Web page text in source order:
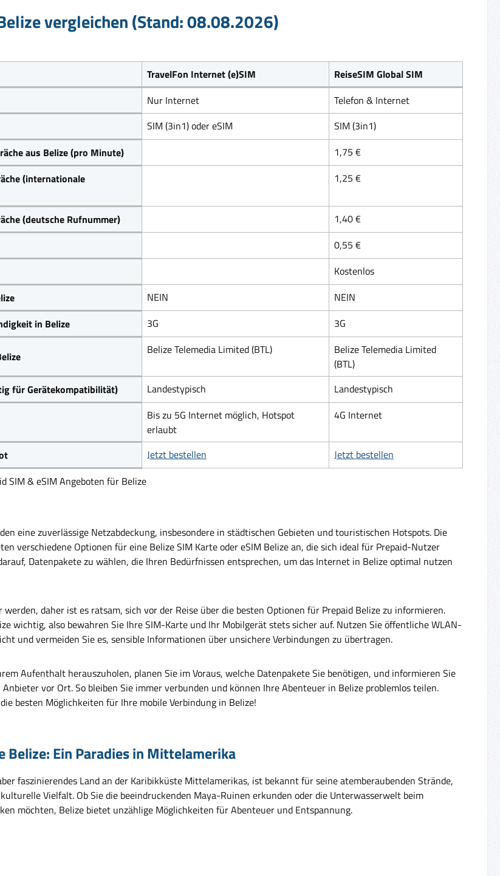
vergleichen (Stand: 08.08.2026)
SIM & eSIM Angeboten für Belize
TravelFon Internet (e)SIM
ReiseSIM Global SIM
Nur Internet
Telefon & Internet
SIM (3in1) oder eSIM
SIM (3in1)
aus Belize (pro Minute)
1,75 €
(internationale
1,25 €
(deutsche Rufnummer)
1,40 €
0,55 €
Kostenlos
NEIN
NEIN
in Belize
3G 3G
Belize Telemedia Limited (BTL)
Belize Telemedia Limited
(BTL)
für Gerätekompatibilität)
Landestypisch Landestypisch
Bis zu 5G Internet möglich, Hotspot
erlaubt
4G Internet
Jetzt bestellen Jetzt bestellen
eine zuverlässige Netzabdeckung, insbesondere in städtischen Gebieten und touristischen Hotspots. Die
verschiedene Optionen für eine Belize SIM Karte oder eSIM Belize an, die sich ideal für Prepaid-Nutzer
Datenpakete zu wählen, die Ihren Bedürfnissen entsprechen, um das Internet in Belize optimal nutzen
werden, daher ist es ratsam, sich vor der Reise über die besten Optionen für Prepaid Belize zu informieren.
wichtig, also bewahren Sie Ihre SIM-Karte und Ihr Mobilgerät stets sicher auf. Nutzen Sie öffentliche WLAN-
und vermeiden Sie es, sensible Informationen über unsichere Verbindungen zu übertragen.
Aufenthalt herauszuholen, planen Sie im Voraus, welche Datenpakete Sie benötigen, und informieren Sie
vor Ort. So bleiben Sie immer verbunden und können Ihre Abenteuer in Belize problemlos teilen.
besten Möglichkeiten für Ihre mobile Verbindung in Belize!
Belize: Ein Paradies in Mittelamerika
faszinierendes Land an der Karibikküste Mittelamerikas, ist bekannt für seine atemberaubenden Strände,
Vielfalt. Ob Sie die beeindruckenden Maya-Ruinen erkunden oder die Unterwasserwelt beim
möchten, Belize bietet unzählige Möglichkeiten für Abenteuer und Entspannung.